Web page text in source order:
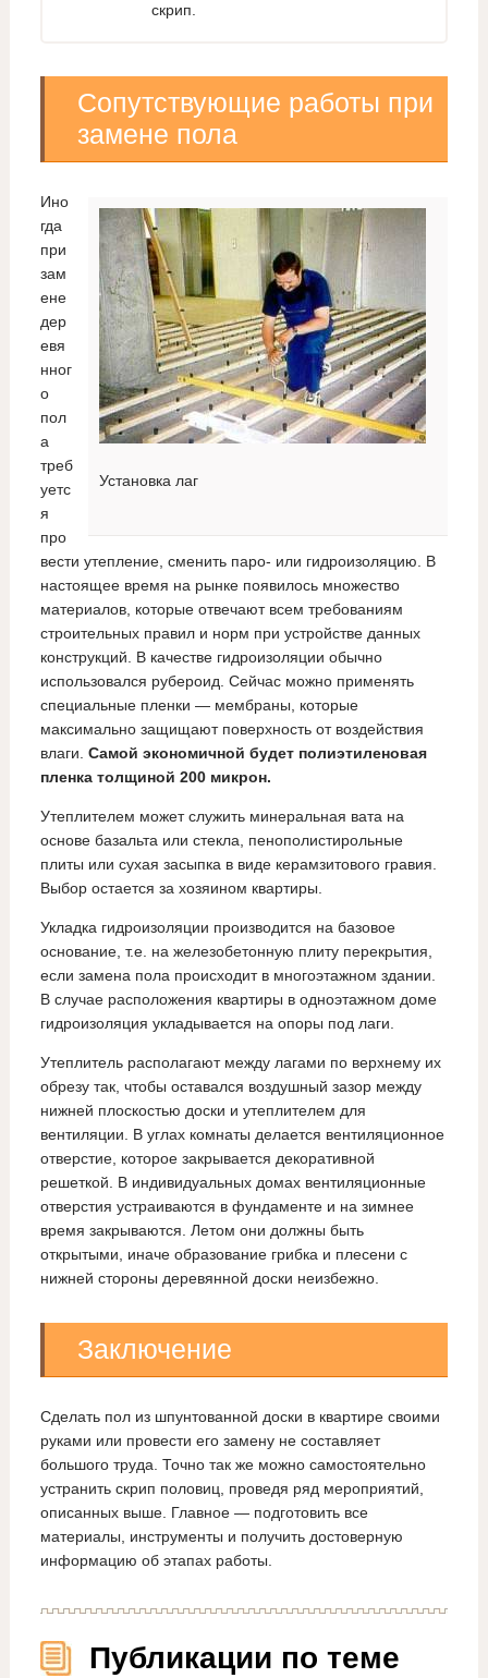
скрип.
Сопутствующие работы при
замене пола
Установка лаг
Ино
гда
при
зам
ене
дер
евя
нног
о
пол
а
треб
уетс
я
про
вести утепление, сменить паро- или гидроизоляцию. В
настоящее время на рынке появилось множество
материалов, которые отвечают всем требованиям
строительных правил и норм при устройстве данных
конструкций. В качестве гидроизоляции обычно
использовался рубероид. Сейчас можно применять
специальные пленки — мембраны, которые
максимально защищают поверхность от воздействия
влаги. Самой экономичной будет полиэтиленовая
пленка толщиной 200 микрон.
Утеплителем может служить минеральная вата на
основе базальта или стекла, пенополистирольные
плиты или сухая засыпка в виде керамзитового гравия.
Выбор остается за хозяином квартиры.
Укладка гидроизоляции производится на базовое
основание, т.е. на железобетонную плиту перекрытия,
если замена пола происходит в многоэтажном здании.
В случае расположения квартиры в одноэтажном доме
гидроизоляция укладывается на опоры под лаги.
Утеплитель располагают между лагами по верхнему их
обрезу так, чтобы оставался воздушный зазор между
нижней плоскостью доски и утеплителем для
вентиляции. В углах комнаты делается вентиляционное
отверстие, которое закрывается декоративной
решеткой. В индивидуальных домах вентиляционные
отверстия устраиваются в фундаменте и на зимнее
время закрываются. Летом они должны быть
открытыми, иначе образование грибка и плесени с
нижней стороны деревянной доски неизбежно.
Заключение
Сделать пол из шпунтованной доски в квартире своими
руками или провести его замену не составляет
большого труда. Точно так же можно самостоятельно
устранить скрип половиц, проведя ряд мероприятий,
описанных выше. Главное — подготовить все
материалы, инструменты и получить достоверную
информацию об этапах работы.
Публикации по теме